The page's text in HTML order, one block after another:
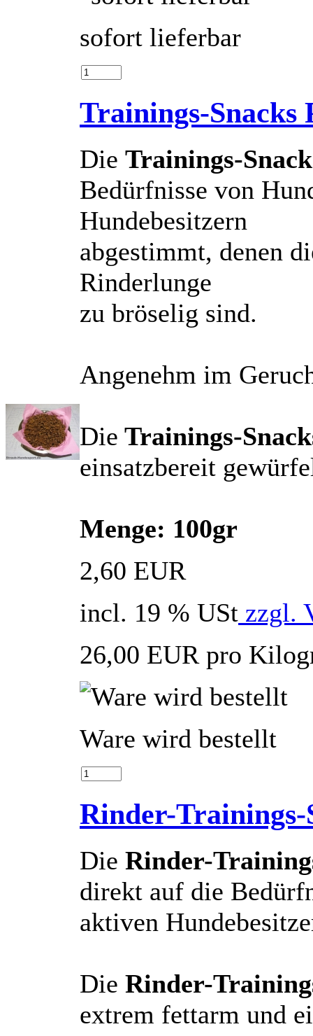
sofort lieferbar
Trainings-Snacks
Die Trainings-
Bedürfnisse von
Hundebesitzern
abgestimmt, denen
Rinderlunge
zu bröselig sind.
Angenehm im
Die Trainings-
einsatzbereit
Menge: 100gr
2,60 EUR
incl. 19 % USt zzgl.
26,00 EUR pro
Ware wird bestellt
Rinder-Trainings-
Die Rinder-
direkt auf die
aktiven
Die Rinder-
extrem fettarm und